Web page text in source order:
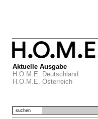
Aktuelle Ausgabe
H.O.M.E. Deutschland
H.O.M.E. Österreich
suchen